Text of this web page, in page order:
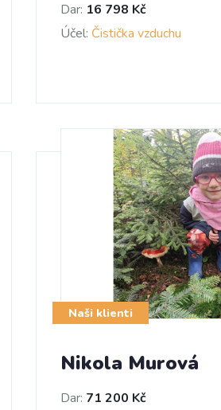
Dar: 16 798 Kč
Účel: Čistička vzduchu
Naši klienti
Nikola Murová
Dar: 71 200 Kč